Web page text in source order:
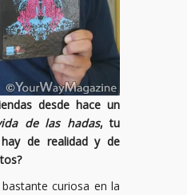
desde hace un
de las hadas, tu
de realidad y de
curiosa en la